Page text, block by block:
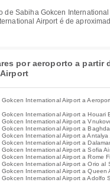
Airport é de
por aeroporto a partir
International Airport a
International Airport a Houari
International Airport a
International Airport a
International Airport a Antalya
International Airport a
International Airport a Sofia
International Airport a Rome
International Airport a Orio al
International Airport a Queen
International Airport a Adolfo